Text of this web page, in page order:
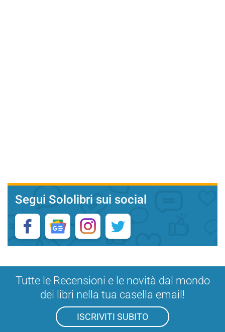
Segui Sololibri sui social
Tutte le Recensioni e le novità dal mondo
dei libri nella tua casella email!
ISCRIVITI SUBITO